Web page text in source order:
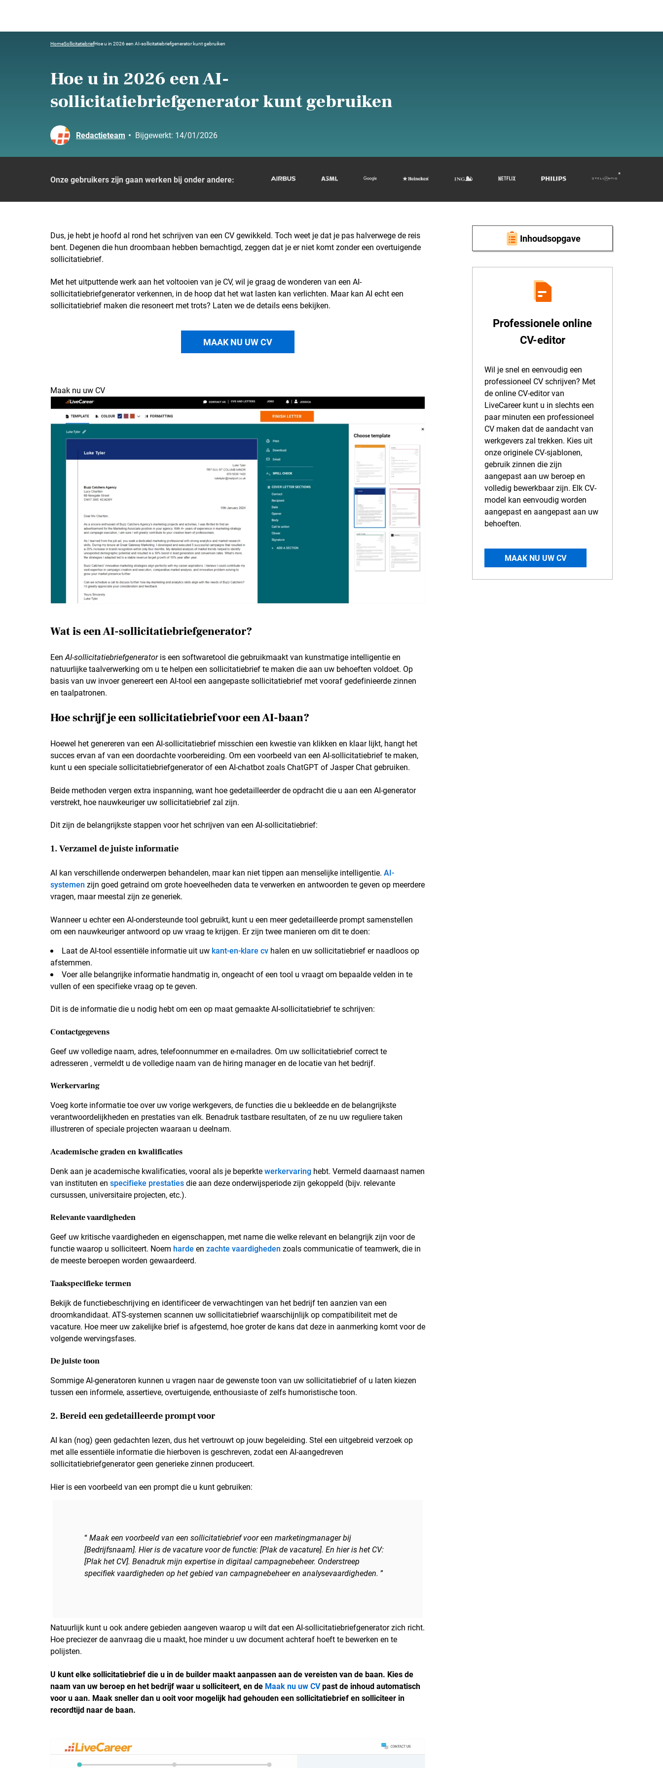
HomeSollicitatiebriefHoe u in 2026 een AI-sollicitatiebriefgenerator kunt gebruiken
Hoe u in 2026 een AI-
sollicitatiebriefgenerator kunt gebruiken
Redactieteam • Bijgewerkt: 14/01/2026
Onze gebruikers zijn gaan werken bij onder andere:
Inhoudsopgave
Professionele online
CV-editor
Wil je snel en eenvoudig een
professioneel CV schrijven? Met
de online CV-editor van
LiveCareer kunt u in slechts een
paar minuten een professioneel
CV maken dat de aandacht van
werkgevers zal trekken. Kies uit
onze originele CV-sjablonen,
gebruik zinnen die zijn
aangepast aan uw beroep en
volledig bewerkbaar zijn. Elk CV-
model kan eenvoudig worden
aangepast en aangepast aan uw
behoeften.
MAAK NU UW CV
Dus, je hebt je hoofd al rond het schrijven van een CV gewikkeld. Toch weet je dat je pas halverwege de reis
bent. Degenen die hun droombaan hebben bemachtigd, zeggen dat je er niet komt zonder een overtuigende
sollicitatiebrief.
Met het uitputtende werk aan het voltooien van je CV, wil je graag de wonderen van een AI-
sollicitatiebriefgenerator verkennen, in de hoop dat het wat lasten kan verlichten. Maar kan AI echt een
sollicitatiebrief maken die resoneert met trots? Laten we de details eens bekijken.
MAAK NU UW CV
Maak nu uw CV
Wat is een AI-sollicitatiebriefgenerator?
EenAI-sollicitatiebriefgeneratoris een softwaretool die gebruikmaakt van kunstmatige intelligentie en
natuurlijke taalverwerking om u te helpen een sollicitatiebrief te maken die aan uw behoeften voldoet. Op
basis van uw invoer genereert een AI-tool een aangepaste sollicitatiebrief met vooraf gedefinieerde zinnen
en taalpatronen.
Hoe schrijf je een sollicitatiebrief voor een AI-baan?
Hoewel het genereren van een AI-sollicitatiebrief misschien een kwestie van klikken en klaar lijkt, hangt het
succes ervan af van een doordachte voorbereiding. Om een voorbeeld van een AI-sollicitatiebrief te maken,
kunt u een speciale sollicitatiebriefgenerator of een AI-chatbot zoals ChatGPT of Jasper Chat gebruiken.
Beide methoden vergen extra inspanning, want hoe gedetailleerder de opdracht die u aan een AI-generator
verstrekt, hoe nauwkeuriger uw sollicitatiebrief zal zijn.
Dit zijn de belangrijkste stappen voor het schrijven van een AI-sollicitatiebrief:
1. Verzamel de juiste informatie
AI kan verschillende onderwerpen behandelen, maar kan niet tippen aan menselijke intelligentie. AI-
systemen zijn goed getraind om grote hoeveelheden data te verwerken en antwoorden te geven op meerdere
vragen, maar meestal zijn ze generiek.
Wanneer u echter een AI-ondersteunde tool gebruikt, kunt u een meer gedetailleerde prompt samenstellen
om een nauwkeuriger antwoord op uw vraag te krijgen. Er zijn twee manieren om dit te doen:
Laat de AI-tool essentiële informatie uit uw kant-en-klare cv halen en uw sollicitatiebrief er naadloos op
afstemmen.
Voer alle belangrijke informatie handmatig in, ongeacht of een tool u vraagt om bepaalde velden in te
vullen of een specifieke vraag op te geven.
Dit is de informatie die u nodig hebt om een op maat gemaakte AI-sollicitatiebrief te schrijven:
Contactgegevens
Geef uw volledige naam, adres, telefoonnummer en e-mailadres. Om uw sollicitatiebrief correct te
adresseren , vermeldt u de volledige naam van de hiring manager en de locatie van het bedrijf.
Werkervaring
Voeg korte informatie toe over uw vorige werkgevers, de functies die u bekleedde en de belangrijkste
verantwoordelijkheden en prestaties van elk. Benadruk tastbare resultaten, of ze nu uw reguliere taken
illustreren of speciale projecten waaraan u deelnam.
Academische graden en kwalificaties
Denk aan je academische kwalificaties, vooral als je beperktewerkervaring hebt. Vermeld daarnaast namen
van instituten en specifieke prestatiesdie aan deze onderwijsperiode zijn gekoppeld (bijv. relevante
cursussen, universitaire projecten, etc.).
Relevante vaardigheden
Geef uw kritische vaardigheden en eigenschappen, met name die welke relevant en belangrijk zijn voor de
functie waarop u solliciteert. Noem harde en zachte vaardigheden zoals communicatie of teamwerk, die in
de meeste beroepen worden gewaardeerd.
Taakspecifieke termen
Bekijk de functiebeschrijving en identificeer de verwachtingen van het bedrijf ten aanzien van een
droomkandidaat. ATS-systemen scannen uw sollicitatiebrief waarschijnlijk op compatibiliteit met de
vacature. Hoe meer uw zakelijke brief is afgestemd, hoe groter de kans dat deze in aanmerking komt voor de
volgende wervingsfases.
De juiste toon
Sommige AI-generatoren kunnen u vragen naar de gewenste toon van uw sollicitatiebrief of u laten kiezen
tussen een informele, assertieve, overtuigende, enthousiaste of zelfs humoristische toon.
2. Bereid een gedetailleerde prompt voor
AI kan (nog) geen gedachten lezen, dus het vertrouwt op jouw begeleiding. Stel een uitgebreid verzoek op
met alle essentiële informatie die hierboven is geschreven, zodat een AI-aangedreven
sollicitatiebriefgenerator geen generieke zinnen produceert.
Hier is een voorbeeld van een prompt die u kunt gebruiken:
“Maak een voorbeeld van een sollicitatiebrief voor een marketingmanager bij
[Bedrijfsnaam]. Hier is de vacature voor de functie: [Plak de vacature]. En hier is het CV:
[Plak het CV]. Benadruk mijn expertise in digitaal campagnebeheer. Onderstreep
specifiek vaardigheden op het gebied van campagnebeheer en analysevaardigheden. ”
Natuurlijk kunt u ook andere gebieden aangeven waarop u wilt dat een AI-sollicitatiebriefgenerator zich richt.
Hoe preciezer de aanvraag die u maakt, hoe minder u uw document achteraf hoeft te bewerken en te
polijsten.
U kunt elke sollicitatiebrief die u in de builder maakt aanpassen aan de vereisten van de baan. Kies de
naam van uw beroep en het bedrijf waar u solliciteert, en de Maak nu uw CVpast de inhoud automatisch
voor u aan. Maak sneller dan u ooit voor mogelijk had gehouden een sollicitatiebrief en solliciteer in
recordtijd naar de baan.